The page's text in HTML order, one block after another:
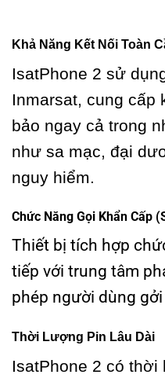
Khả Năng Kết Nối Toàn
IsatPhone 2 sử
Inmarsat, cung cấp
bảo ngay cả trong
như sa mạc, đại
nguy hiểm.
Chức Năng Gọi Khẩn Cấp
Thiết bị tích hợp
tiếp với trung tâm
phép người dùng
Thời Lượng Pin Lâu Dài
IsatPhone 2 có